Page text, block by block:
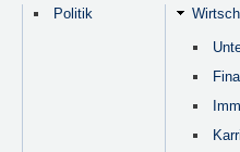
Politik